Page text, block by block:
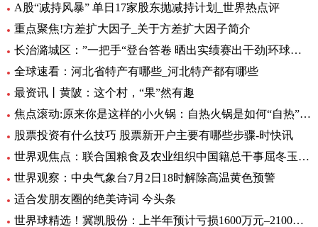
A股“减持风暴” 单日17家股东抛减持计划_世界热点评
重点聚焦!方差扩大因子_关于方差扩大因子简介
长治潞城区：”一把手“登台答卷 晒出实绩赛出干劲|环球视点
全球速看：河北省特产有哪些_河北特产都有哪些
最资讯丨黄陂：这个村，“果”然有趣
焦点滚动:原来你是这样的小火锅：自热火锅是如何“自热”的？
股票投资有什么技巧 股票新开户主要有哪些步骤-时快讯
世界观焦点：联合国粮食及农业组织中国籍总干事屈冬玉2日在新任总干事选举中成功胜选连任
世界观察：中央气象台7月2日18时解除高温黄色预警
适合发朋友圈的绝美诗词 今头条
世界球精选！冀凯股份：上半年预计亏损1600万元–2100万元